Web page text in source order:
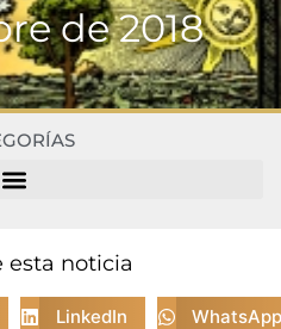
de 2018
esta noticia
LinkedIn WhatsApp